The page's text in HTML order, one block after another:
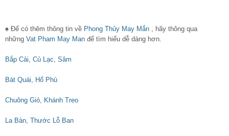
♠ Để có thêm thông tin về Phong Thủy May Mắn , hãy thông qua
những Vat Pham May Man để tìm hiểu dễ dàng hơn.
Bắp Cải, Củ Lạc, Sâm
Bát Quái, Hổ Phù
Chuông Gió, Khánh Treo
La Bàn, Thước Lỗ Ban